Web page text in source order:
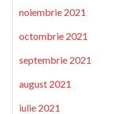
noiembrie 2021
octombrie 2021
septembrie 2021
august 2021
iulie 2021